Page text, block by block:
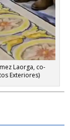
Laorga, co-
Exteriores)